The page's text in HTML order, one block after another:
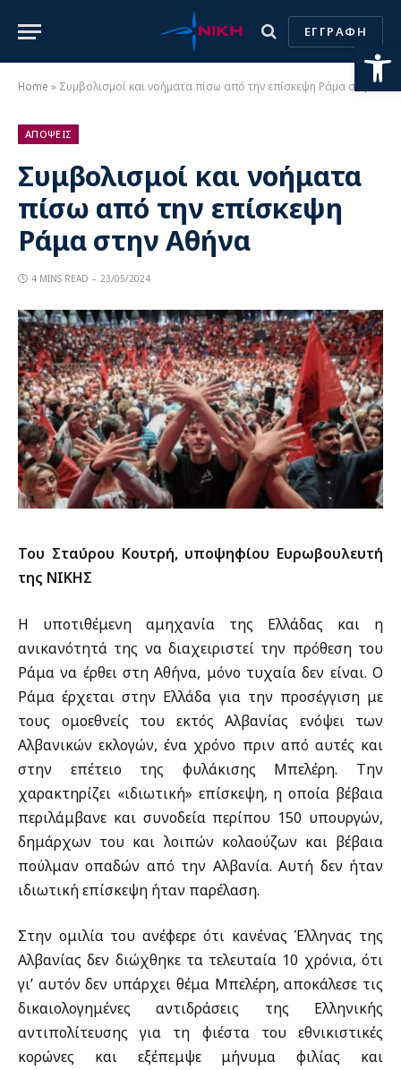
ΕΓΓΡΑΦΗ
Home » Συμβολισμοί και νοήματα πίσω από την επίσκεψη Ράμα στην Αθήνα
ΑΠΟΨΕΙΣ
Συμβολισμοί και νοήματα
πίσω από την επίσκεψη
Ράμα στην Αθήνα
4 MINS READ 23/05/2024
Του Σταύρου Κουτρή, υποψηφίου Ευρωβουλευτή
της ΝΙΚΗΣ
Η υποτιθέμενη αμηχανία της Ελλάδας και η
ανικανότητά της να διαχειριστεί την πρόθεση του
Ράμα να έρθει στη Αθήνα, μόνο τυχαία δεν είναι. Ο
Ράμα έρχεται στην Ελλάδα για την προσέγγιση με
τους ομοεθνείς του εκτός Αλβανίας ενόψει των
Αλβανικών εκλογών, ένα χρόνο πριν από αυτές και
στην επέτειο της φυλάκισης Μπελέρη. Την
χαρακτηρίζει «ιδιωτική» επίσκεψη, η οποία βέβαια
περιλάμβανε και συνοδεία περίπου 150 υπουργών,
δημάρχων του και λοιπών κολαούζων και βέβαια
πούλμαν οπαδών από την Αλβανία. Αυτή δεν ήταν
ιδιωτική επίσκεψη ήταν παρέλαση.
Στην ομιλία του ανέφερε ότι κανένας Έλληνας της
Αλβανίας δεν διώχθηκε τα τελευταία 10 χρόνια, ότι
γι’ αυτόν δεν υπάρχει θέμα Μπελέρη, αποκάλεσε τις
δικαιολογημένες αντιδράσεις της Ελληνικής
αντιπολίτευσης για τη φιέστα του εθνικιστικές
κορώνες και εξέπεμψε μήνυμα φιλίας και